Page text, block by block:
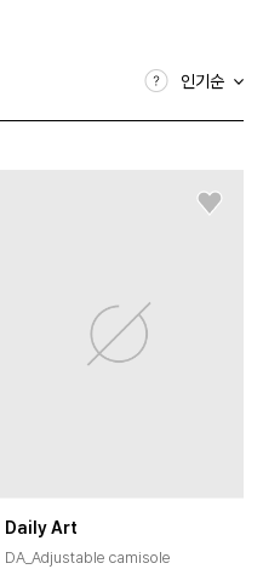
인기순
Daily Art
DA_Adjustable camisole